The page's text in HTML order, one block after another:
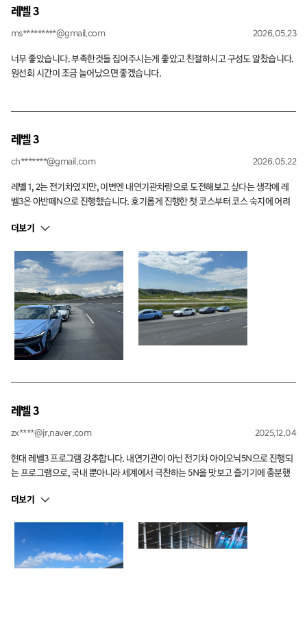
레벨 3
ms*********@gmail.com 2026.05.23
너무 좋았습니다. 부족한것들 집어주시는게 좋았고 친절하시고 구성도 알찼습니다.
원선회 시간이 조금 늘어났으면 좋겠습니다.
레벨 3
ch*******@gmail.com 2026.05.22
레벨 1, 2는 전기차였지만, 이번엔 내연기관차량으로 도전해보고 싶다는 생각에 레
벨3은 아반떼N으로 진행했습니다. 호기롭게 진행한 첫 코스부터 코스 숙지에 어려
월하게 진행했습니다. 써킷에 올라가서 고속-풀 브레이킹-트레일브레이킹의 한계
리가 많이 되었습니다. 중간중간 해주신 말씀대로 연습으로 실력을 늘리려합니다.
자세하게 코칭해주셔서 너무 감사하고 곧 다시 들으러 오겠습니다.
더보기
레벨 3
zx****@jr.naver.com 2025.12.04
현대 레벨3 프로그램 강추합니다. 내연기관이 아닌 전기차 아이오닉5N으로 진행되
는 프로그램으로, 국내 뿐아니라 세계에서 극찬하는 5N을 맛보고 즐기기에 충분했
버스티어 연습, N-eshift사용한 하이스피드 주행, 서킷 체험까지! 5N의 매력을 제대
점 정도 겠네요.끝으로, 5N서킷택시를 통해 이 차가 얼마나 매력적인지 알려주신 구
본웅 인스트럭터님께 감사말씀드립니다.
더보기